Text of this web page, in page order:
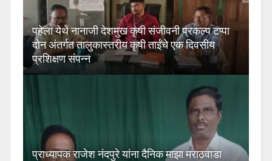
पहेला येथे नानाजी देशमुख कृषी संजीवनी प्रकल्प टप्पा
दोन अंतर्गत तालुकास्तरीय कृषी ताईंचे एक दिवसीय
प्रशिक्षण संपन्न
प्राध्यापक राजेश नंदपुरे यांना दैनिक माझा मराठवाडा